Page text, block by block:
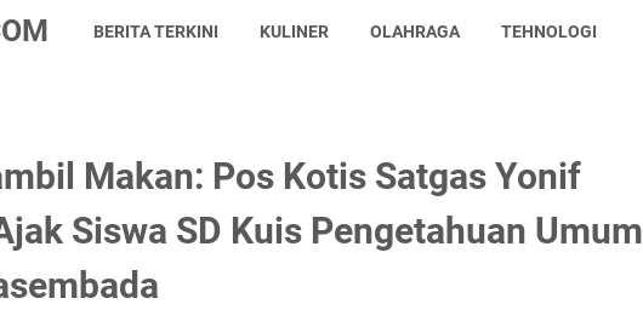
BERITA TERKINI KULINER OLAHRAGA TEHNOLOGI
Makan: Pos Kotis Satgas Yonif
Siswa SD Kuis Pengetahuan Umum